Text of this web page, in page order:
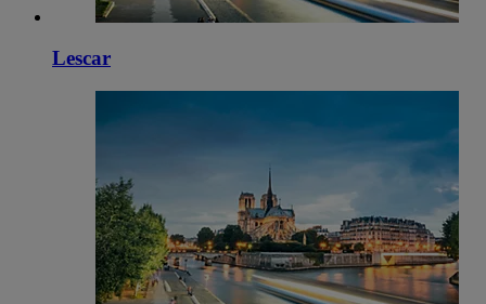
Lescar